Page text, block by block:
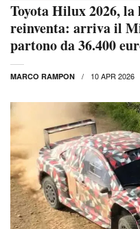
Toyota Hilux 2026,
reinventa: arriva il
partono da 36.400
MARCO RAMPON 10 APR 2026